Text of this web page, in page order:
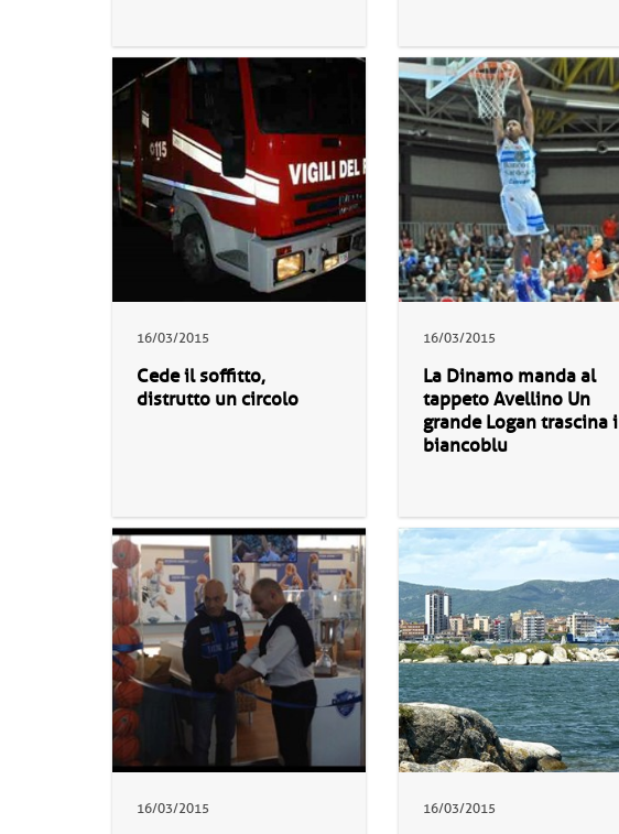
16/03/2015
Cede il soffitto,
distrutto un circolo
16/03/2015
La Dinamo manda al
tappeto Avellino Un
grande Logan trascina i
biancoblu
16/03/2015 16/03/2015